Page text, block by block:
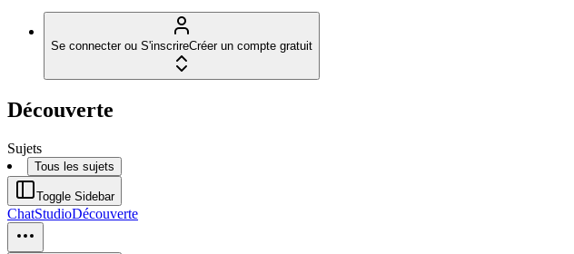
Se connecter ou S'inscrireCréer un compte gratuit
Découverte
Sujets
Tous les sujets
Toggle Sidebar
ChatStudioDécouverte